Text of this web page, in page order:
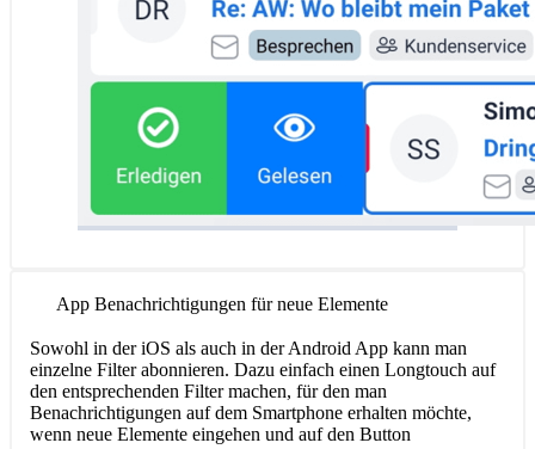
App Benachrichtigungen für neue Elemente
Sowohl in der iOS als auch in der Android App kann man
einzelne Filter abonnieren. Dazu einfach einen Longtouch auf
den entsprechenden Filter machen, für den man
Benachrichtigungen auf dem Smartphone erhalten möchte,
wenn neue Elemente eingehen und auf den Button